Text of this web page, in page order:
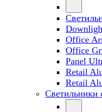
Office
Office
Panel
Retail
Retail